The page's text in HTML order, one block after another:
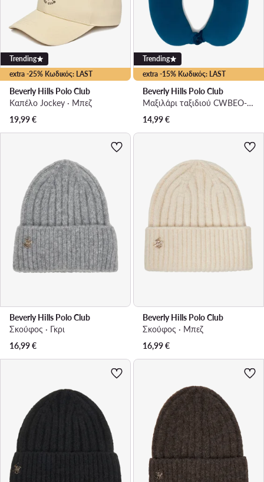
extra -25% Κωδικός: LAST
Trending
Beverly Hills Polo Club
Καπέλο Jockey · Μπεζ
19,99€
extra -15% Κωδικός: LAST
Trending
Beverly Hills Polo Club
Μαξιλάρι ταξιδιού CWBEO-BHPC-UF-003-SS26 Μπλε
14,99€
Beverly Hills Polo Club
Σκούφος · Γκρι
16,99€
Beverly Hills Polo Club
Σκούφος · Μπεζ
16,99€